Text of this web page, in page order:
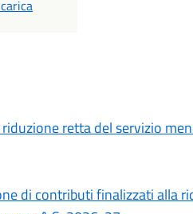
retta del servizio
di contributi finalizzati alla